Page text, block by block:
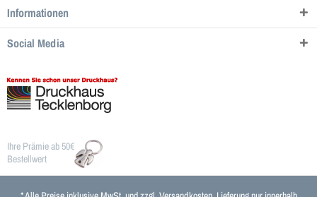
Informationen
Social Media
Ihre Prämie ab 50€
Bestellwert